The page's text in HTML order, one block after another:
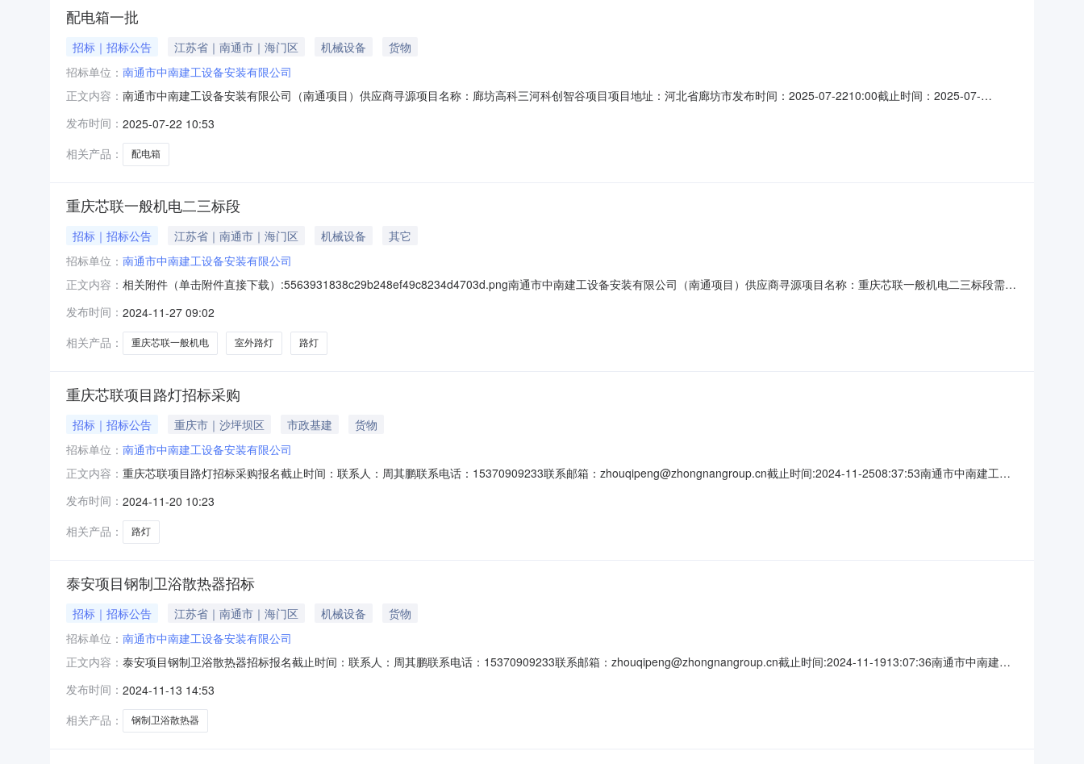
配电箱一批
招标｜招标公告 江苏省｜南通市｜海门区 机械设备
货物
招标单位： 南通市中南建工设备安装有限公司
正文内容： 南通市中南建工设备安装有限公司（南通项目）供应商寻源项目名称：廊坊高科三河科创智谷项目项目地址：河北省廊坊市发布时间：2025-07-2210:00截止时间：2025-07-
发布时间： 2025-07-22 10:53
相关产品：
配电箱
重庆芯联一般机电二三标段
招标｜招标公告 江苏省｜南通市｜海门区 机械设备
其它
招标单位： 南通市中南建工设备安装有限公司
正文内容： 相关附件（单击附件直接下载）:5563931838c29b248ef49c8234d4703d.png南通市中南建工设备安装有限公司（南通项目）供应商寻源项目名称：重庆芯联一般机电二三标段需求
杨先生企业信息企业名称：南通市中南建工设备安装有限公司（南通项目）企业类型：--企业地址：--项目名称：重庆芯联一般机电二三标段项
发布时间： 2024-11-27 09:02
相关产品：
重庆芯联一般机电 室外路灯 路灯
重庆芯联项目路灯招标采购
招标｜招标公告 重庆市｜沙坪坝区 市政基建
货物
招标单位： 南通市中南建工设备安装有限公司
正文内容： 重庆芯联项目路灯招标采购报名截止时间：联系人：周其鹏联系电话：15370909233联系邮箱：zhouqipeng@zhongnangroup.cn截止时间:2024-11-2508:37:53南通市中南建工设
人，EMBA100余人，本科8000余人，总资产逾2000亿元，2017年总营收达1536亿元，是南通市首个综合总营收超千
发布时间： 2024-11-20 10:23
相关产品：
路灯
泰安项目钢制卫浴散热器招标
招标｜招标公告 江苏省｜南通市｜海门区 机械设备
货物
招标单位： 南通市中南建工设备安装有限公司
正文内容： 泰安项目钢制卫浴散热器招标报名截止时间：联系人：周其鹏联系电话：15370909233联系邮箱：zhouqipeng@zhongnangroup.cn截止时间:2024-11-1913:07:36南通市中南建工
MBA15人，EMBA100余人，本科8000余人，总资产逾2000亿元，2017年总营收达1536亿元，是南通市首个综合总营收超
发布时间： 2024-11-13 14:53
相关产品：
钢制卫浴散热器